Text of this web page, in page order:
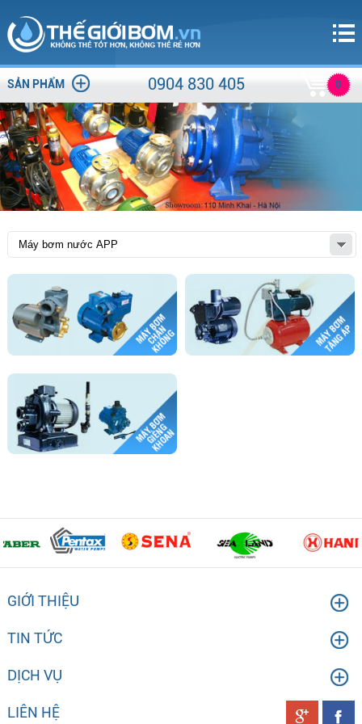
SẢN PHẨM 0904 830 405 0
GIỚI THIỆU
TIN TỨC
DỊCH VỤ
LIÊN HỆ